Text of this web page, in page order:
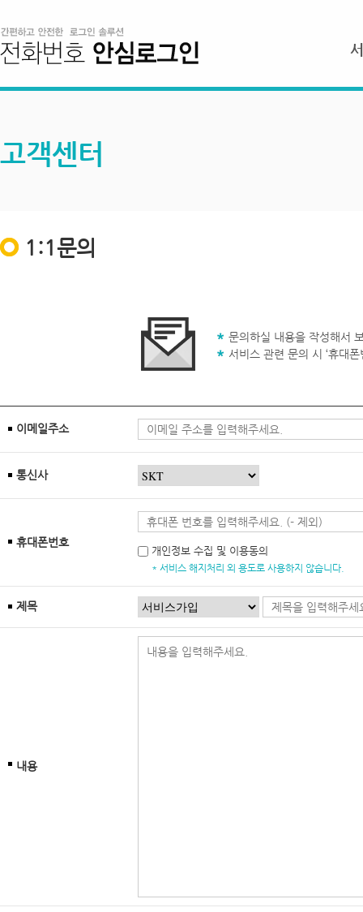
고객센터
1:1문의
문의하실 내용을 작성해서
서비스 관련 문의 시 ‘휴대
이메일주소
통신사
휴대폰번호
개인정보 수집 및 이용동의
* 서비스 해지처리 외 용도로 사용하지 않습니다.
제목
내용